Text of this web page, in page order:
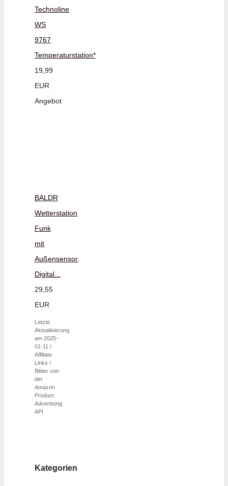
Technoline
WS
9767
Temperaturstation*
19,99
EUR
Angebot
BALDR
Wetterstation
Funk
mit
Außensensor,
Digital...
29,55
EUR
Letzte
Aktualisierung
am 2025-
01-11 /
Affiliate
Links /
Bilder von
der
Amazon
Product
Advertising
API
Kategorien